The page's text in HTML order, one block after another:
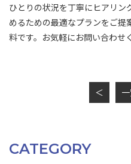
ひとりの状況を丁寧にヒアリ
めるための最適なプランをご提
料です。お気軽にお問い合わせ
＜
CATEGORY